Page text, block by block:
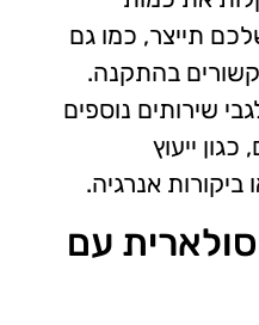
תייצר, כמו גם
בהתקנה.
שירותים נוספים
ייעוץ
ביקורות אנרגיה.
עם